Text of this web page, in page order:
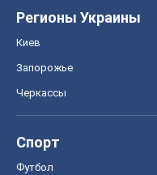
Регионы Украины
Киев
Запорожье
Черкассы
Спорт
Футбол